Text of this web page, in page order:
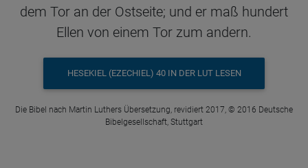
dem Tor an der Ostseite; und er maß hundert
Ellen von einem Tor zum andern.
HESEKIEL (EZECHIEL) 40 IN DER LUT LESEN
Die Bibel nach Martin Luthers Übersetzung, revidiert 2017, © 2016 Deutsche
Bibelgesellschaft, Stuttgart